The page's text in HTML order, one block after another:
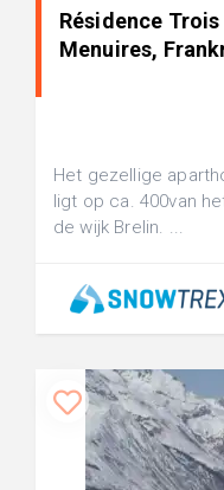
Résidence
Menuires,
Het gezellige
ligt op ca. 400van
de wijk Brelin. ...